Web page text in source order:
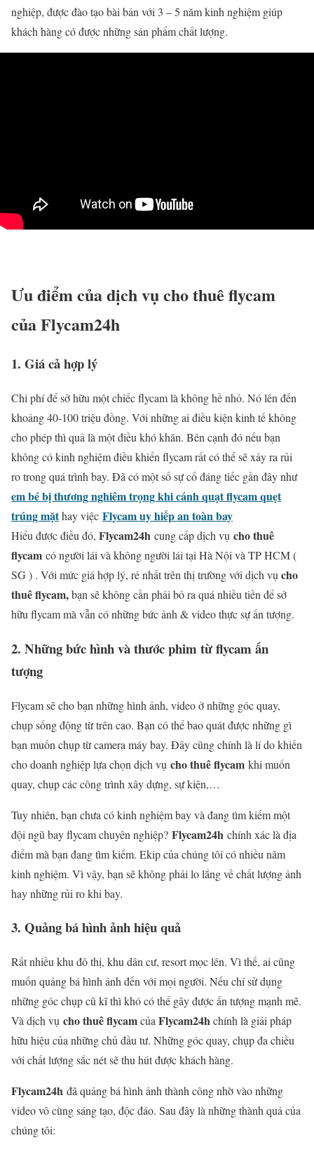
nghiệp, được đào tạo bài bản với 3 – 5 năm kinh nghiệm giúp
khách hàng có được những sản phẩm chất lượng.
Ưu điểm của dịch vụ cho thuê flycam
của Flycam24h
1. Giá cả hợp lý
Chi phí để sở hữu một chiếc flycam là không hề nhỏ. Nó lên đến
khoảng 40-100 triệu đồng. Với những ai điều kiện kinh tế không
cho phép thì quả là một điều khó khăn. Bên cạnh đó nếu bạn
không có kinh nghiệm điều khiển flycam rất có thể sẽ xảy ra rủi
ro trong quá trình bay. Đã có một số sự cố đáng tiếc gần đây như
em bé bị thương nghiêm trọng khi cánh quạt flycam quẹt
trúng mặthay việc Flycam uy hiếp an toàn bay
Hiểu được điều đó, Flycam24h cung cấp dịch vụ cho thuê
flycam có người lái và không người lái tại Hà Nội và TP HCM (
SG ) . Với mức giá hợp lý, rẻ nhất trên thị trường với dịch vụ cho
thuê flycam,bạn sẽ không cần phải bỏ ra quá nhiều tiền để sở
hữu flycam mà vẫn có những bức ảnh & video thực sự ấn tượng.
2. Những bức hình và thước phim từ flycam ấn
tượng
Flycam sẽ cho bạn những hình ảnh, video ở những góc quay,
chụp sống động từ trên cao. Bạn có thể bao quát được những gì
bạn muốn chụp từ camera máy bay. Đây cũng chính là lí do khiến
cho doanh nghiệp lựa chọn dịch vụ cho thuê flycam khi muốn
quay, chụp các công trình xây dựng, sự kiện,…
Tuy nhiên, bạn chưa có kinh nghiệm bay và đang tìm kiếm một
đội ngũ bay flycam chuyên nghiệp? Flycam24h chính xác là địa
điểm mà bạn đang tìm kiếm. Ekip của chúng tôi có nhiều năm
kinh nghiệm. Vì vậy, bạn sẽ không phải lo lắng về chất lượng ảnh
hay những rủi ro khi bay.
3. Quảng bá hình ảnh hiệu quả
Rất nhiều khu đô thị, khu dân cư, resort mọc lên. Vì thế, ai cũng
muốn quảng bá hình ảnh đến với mọi người. Nếu chỉ sử dụng
những góc chụp cũ kĩ thì khó có thể gây được ấn tượng mạnh mẽ.
Và dịch vụ cho thuê flycamcủa Flycam24hchính là giải pháp
hữu hiệu của những chủ đầu tư. Những góc quay, chụp đa chiều
với chất lượng sắc nét sẽ thu hút được khách hàng.
Flycam24h đã quảng bá hình ảnh thành công nhờ vào những
video vô cùng sáng tạo, độc đáo. Sau đây là những thành quả của
chúng tôi: